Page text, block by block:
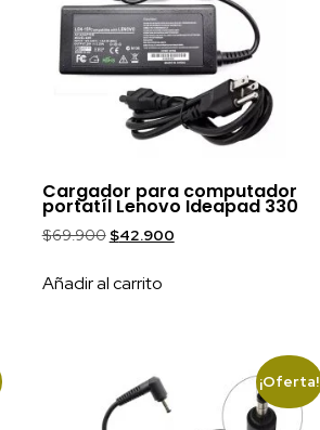
Cargador para computador
portatíl Lenovo Ideapad 330
$69.900 $42.900
Añadir al carrito
¡Oferta!